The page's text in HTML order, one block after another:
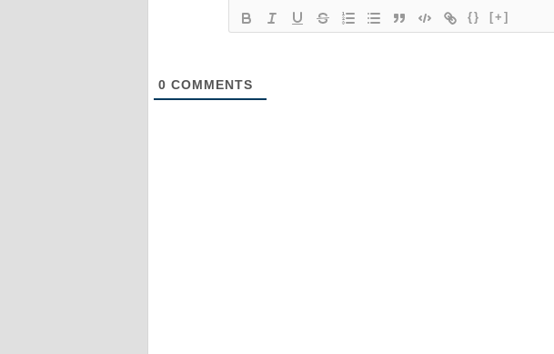
{} [+]
0 COMMENTS